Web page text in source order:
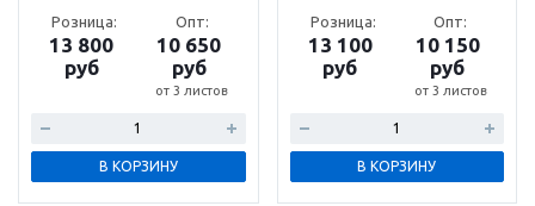
Розница:
13 800
руб
Опт:
10 650
руб
от 3 листов
В КОРЗИНУ
Розница:
13 100
руб
Опт:
10 150
руб
от 3 листов
В КОРЗИНУ